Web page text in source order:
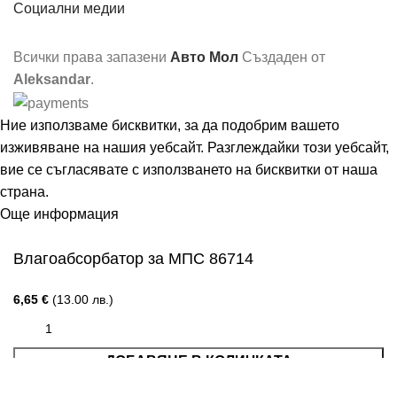
Социални медии
Всички права запазени Авто Мол Създаден от
Aleksandar.
Ние използваме бисквитки, за да подобрим вашето
изживяване на нашия уебсайт. Разглеждайки този уебсайт,
вие се съгласявате с използването на бисквитки от наша
страна.
Още информация
Влагоабсорбатор за МПС 86714
6,65 € (13.00 лв.)
ДОБАВЯНЕ В КОЛИЧКАТА